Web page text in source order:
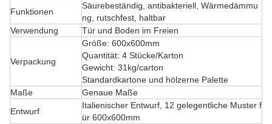
Funktionen
Säurebeständig, antibakteriell, Wärmedämmu
ng, rutschfest, haltbar
Verwendung
Tür und Boden im Freien
Verpackung
Größe: 600x600mm
Quantität: 4 Stücke/Karton
Gewicht: 31kg/carton
Standardkartone und hölzerne Palette
Maße
Genaue Maße
Entwurf
Italienischer Entwurf, 12 gelegentliche Muster f
ür 600x600mm